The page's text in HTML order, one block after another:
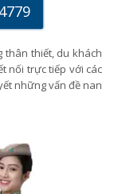
thân thiết, du khách
nối trực tiếp với các
những vấn đề nan